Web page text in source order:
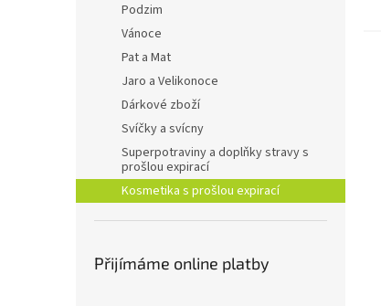
Podzim
Vánoce
Pat a Mat
Jaro a Velikonoce
Dárkové zboží
Svíčky a svícny
Superpotraviny a doplňky stravy s
prošlou expirací
Kosmetika s prošlou expirací
Přijímáme online platby